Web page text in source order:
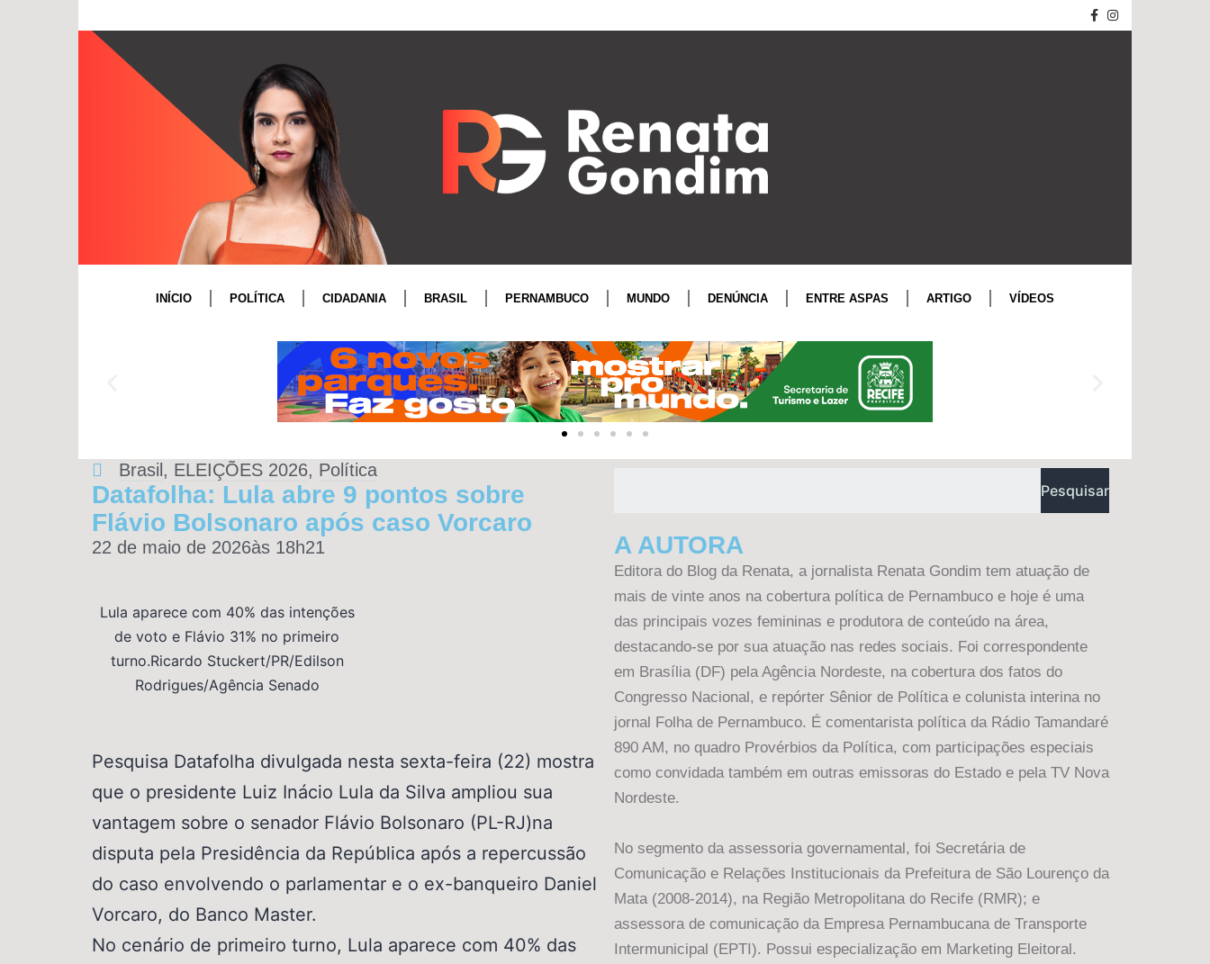
INÍCIO POLÍTICA CIDADANIA BRASIL PERNAMBUCO MUNDO DENÚNCIA ENTRE ASPAS ARTIGO VÍDEOS
Brasil , ELEIÇÕES 2026, Política
Datafolha: Lula abre 9 pontos sobre
Flávio Bolsonaro após caso Vorcaro
22 de maio de 2026às 18h21
Lula aparece com 40% das intenções
de voto e Flávio 31% no primeiro
turno.Ricardo Stuckert/PR/Edilson
Rodrigues/Agência Senado
Pesquisa Datafolha divulgada nesta sexta-feira (22) mostra
que o presidente Luiz Inácio Lula da Silva ampliou sua
vantagem sobre o senador Flávio Bolsonaro (PL-RJ)na
disputa pela Presidência da República após a repercussão
do caso envolvendo o parlamentar e o ex-banqueiro Daniel
Vorcaro, do Banco Master.
No cenário de primeiro turno, Lula aparece com 40% das
Pesquisar
A AUTORA
Editora do Blog da Renata, a jornalista Renata Gondim tem atuação de
mais de vinte anos na cobertura política de Pernambuco e hoje é uma
das principais vozes femininas e produtora de conteúdo na área,
destacando-se por sua atuação nas redes sociais. Foi correspondente
em Brasília (DF) pela Agência Nordeste, na cobertura dos fatos do
Congresso Nacional, e repórter Sênior de Política e colunista interina no
jornal Folha de Pernambuco. É comentarista política da Rádio Tamandaré
890 AM, no quadro Provérbios da Política, com participações especiais
como convidada também em outras emissoras do Estado e pela TV Nova
Nordeste.
No segmento da assessoria governamental, foi Secretária de
Comunicação e Relações Institucionais da Prefeitura de São Lourenço da
Mata (2008-2014), na Região Metropolitana do Recife (RMR); e
assessora de comunicação da Empresa Pernambucana de Transporte
Intermunicipal (EPTI). Possui especialização em Marketing Eleitoral.